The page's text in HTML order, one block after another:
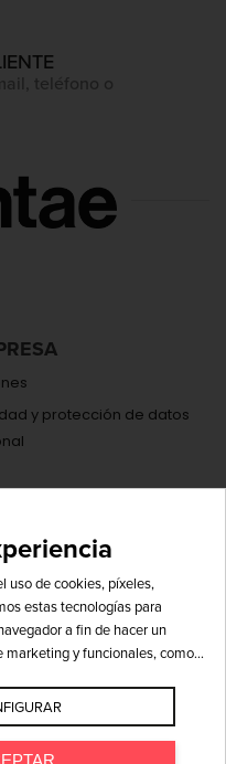
teléfono o
AVISO LEGAL
y protección de datos
uso de cookies, píxeles,
estas tecnologías para
a fin de hacer un
marketing y funcionales, como
con terceros, incluidos socios
Facebook e Instagram, para
privacidad (consulte la sección